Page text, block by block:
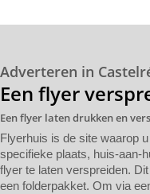
Adverteren in
Een flyer
Een flyer laten drukken en
Flyerhuis is de site waarop
specifieke plaats, huis-aan-
flyer te laten verspreiden.
een folderpakket. Om via